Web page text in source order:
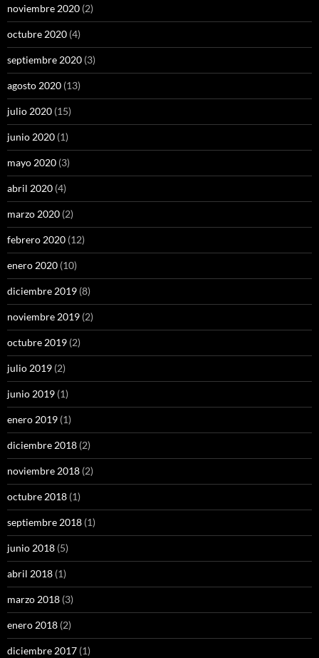
noviembre 2020 (2)
octubre 2020 (4)
septiembre 2020 (3)
agosto 2020 (13)
julio 2020 (15)
junio 2020 (1)
mayo 2020 (3)
abril 2020 (4)
marzo 2020 (2)
febrero 2020 (12)
enero 2020 (10)
diciembre 2019 (8)
noviembre 2019 (2)
octubre 2019 (2)
julio 2019 (2)
junio 2019 (1)
enero 2019 (1)
diciembre 2018 (2)
noviembre 2018 (2)
octubre 2018 (1)
septiembre 2018 (1)
junio 2018 (5)
abril 2018 (1)
marzo 2018 (3)
enero 2018 (2)
diciembre 2017 (1)